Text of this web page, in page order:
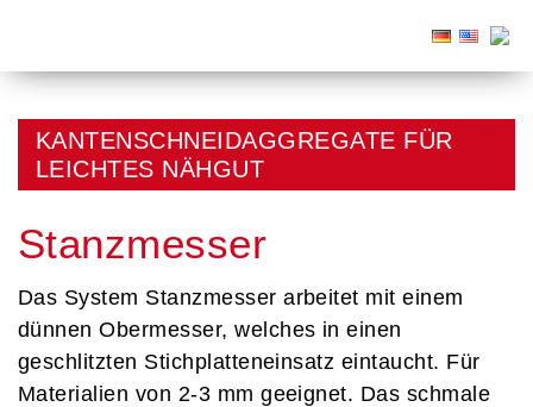
KANTENSCHNEIDAGGREGATE FÜR
LEICHTES NÄHGUT
Stanzmesser
Das System Stanzmesser arbeitet mit einem
dünnen Obermesser, welches in einen
geschlitzten Stichplatteneinsatz eintaucht. Für
Materialien von 2-3 mm geeignet. Das schmale